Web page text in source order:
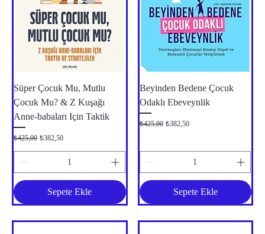
Süper Çocuk Mu, Mutlu
Çocuk Mu? & Z Kuşağı
Anne-babaları Için Taktik
Normal Fiyat
₺425,00 İndirimli Fiyat
₺382,50
Sepete Ekle
Beyinden Bedene Çocuk
Odaklı Ebeveynlik
Normal Fiyat
₺425,00 İndirimli Fiyat
₺382,50
Sepete Ekle